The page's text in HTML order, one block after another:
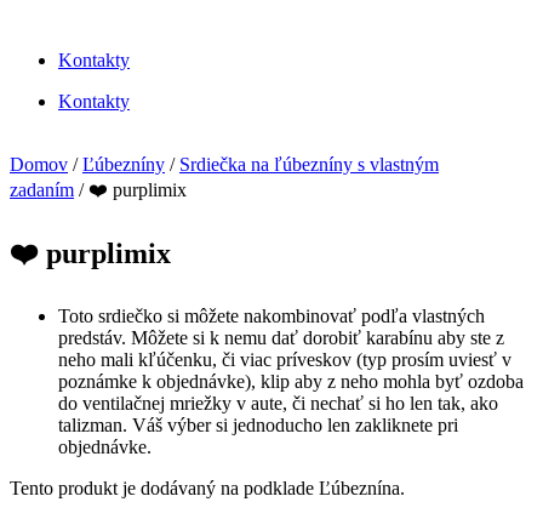
Kontakty
Kontakty
Domov /Ľúbezníny / Srdiečka na ľúbezníny s vlastným
zadaním / ❤️ purplimix
❤️ purplimix
Toto srdiečko si môžete nakombinovať podľa vlastných
predstáv. Môžete si k nemu dať dorobiť karabínu aby ste z
neho mali kľúčenku, či viac príveskov (typ prosím uviesť v
poznámke k objednávke), klip aby z neho mohla byť ozdoba
do ventilačnej mriežky v aute, či nechať si ho len tak, ako
talizman. Váš výber si jednoducho len zakliknete pri
objednávke.
Tento produkt je dodávaný na podklade Ľúbeznína.